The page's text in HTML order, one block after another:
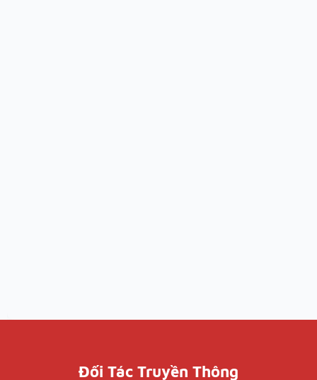
Đối Tác Truyền Thông